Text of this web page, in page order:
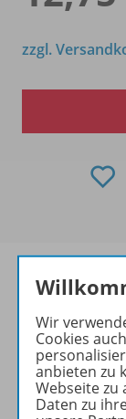
zzgl.
Wir
Cookies
anbieten zu
Webseite zu
Daten zu